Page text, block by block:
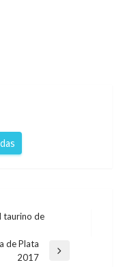
taurino de
de Plata
2017